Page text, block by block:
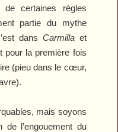
certaines règles
partie du mythe
dans Carmillaet
pour la première fois
(pieu dans le cœur,
mais soyons
l’engouement du